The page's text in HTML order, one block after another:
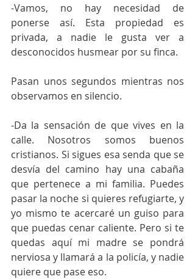
-Vamos, no hay necesidad de
ponerse así. Esta propiedad es
privada, a nadie le gusta ver a
desconocidos husmear por su finca.
Pasan unos segundos mientras nos
observamos en silencio.
-Da la sensación de que vives en la
calle. Nosotros somos buenos
cristianos. Si sigues esa senda que se
desvía del camino hay una cabaña
que pertenece a mi familia. Puedes
pasar la noche si quieres refugiarte, y
yo mismo te acercaré un guiso para
que puedas cenar caliente. Pero si te
quedas aquí mi madre se pondrá
nerviosa y llamará a la policía, y nadie
quiere que pase eso.